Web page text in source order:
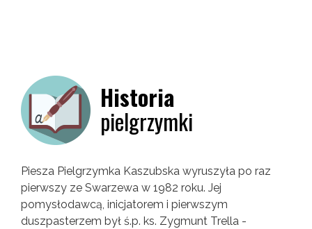
Historia
pielgrzymki
Piesza Pielgrzymka Kaszubska wyruszyła po raz
pierwszy ze Swarzewa w 1982 roku. Jej
pomysłodawcą, inicjatorem i pierwszym
duszpasterzem był ś.p. ks. Zygmunt Trella -